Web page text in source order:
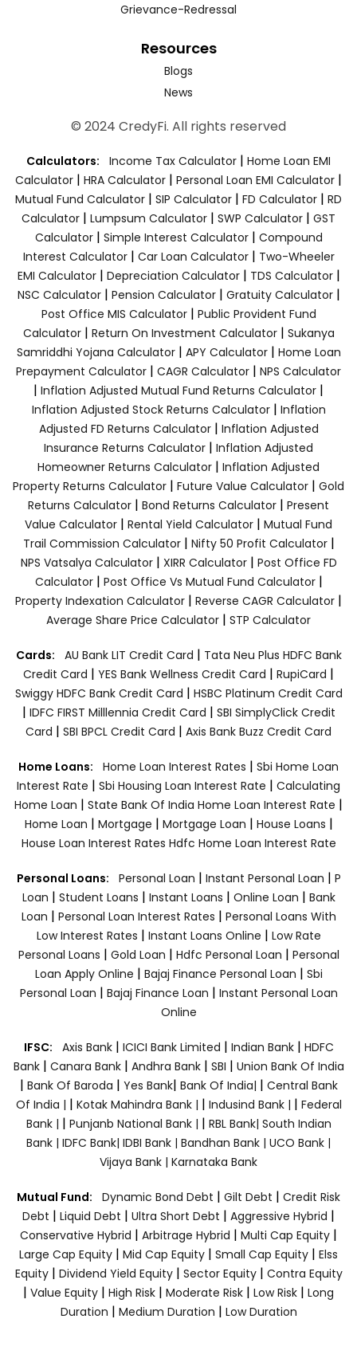
Grievance-Redressal
Resources
Blogs
News
© 2024 CredyFi. All rights reserved
Calculators: Income Tax Calculator | Home Loan EMI
Calculator | HRA Calculator | Personal Loan EMI Calculator |
Mutual Fund Calculator | SIP Calculator | FD Calculator | RD
Calculator | Lumpsum Calculator | SWP Calculator | GST
Calculator| Simple Interest Calculator| Compound
Interest Calculator| Car Loan Calculator| Two-Wheeler
EMI Calculator| Depreciation Calculator| TDS Calculator|
NSC Calculator| Pension Calculator| Gratuity Calculator|
Post Office MIS Calculator| Public Provident Fund
Calculator| Return On Investment Calculator| Sukanya
Samriddhi Yojana Calculator| APY Calculator| Home Loan
Prepayment Calculator | CAGR Calculator | NPS Calculator
| Inflation Adjusted Mutual Fund Returns Calculator |
Inflation Adjusted Stock Returns Calculator| Inflation
Adjusted FD Returns Calculator| Inflation Adjusted
Insurance Returns Calculator | Inflation Adjusted
Homeowner Returns Calculator | Inflation Adjusted
Property Returns Calculator | Future Value Calculator | Gold
Returns Calculator | Bond Returns Calculator | Present
Value Calculator | Rental Yield Calculator | Mutual Fund
Trail Commission Calculator| Nifty 50 Profit Calculator|
NPS Vatsalya Calculator| XIRR Calculator| Post Office FD
Calculator| Post Office Vs Mutual Fund Calculator|
Property Indexation Calculator | Reverse CAGR Calculator |
Average Share Price Calculator | STP Calculator
Cards: AU Bank LIT Credit Card | Tata Neu Plus HDFC Bank
Credit Card | YES Bank Wellness Credit Card | RupiCard |
Swiggy HDFC Bank Credit Card | HSBC Platinum Credit Card
| IDFC FIRST Milllennia Credit Card | SBI SimplyClick Credit
Card | SBI BPCL Credit Card | Axis Bank Buzz Credit Card
Home Loans: Home Loan Interest Rates | Sbi Home Loan
Interest Rate | Sbi Housing Loan Interest Rate | Calculating
Home Loan | State Bank Of India Home Loan Interest Rate |
Home Loan | Mortgage | Mortgage Loan | House Loans |
House Loan Interest Rates Hdfc Home Loan Interest Rate
Personal Loans: Personal Loan | Instant Personal Loan | P
Loan | Student Loans | Instant Loans | Online Loan | Bank
Loan | Personal Loan Interest Rates | Personal Loans With
Low Interest Rates | Instant Loans Online | Low Rate
Personal Loans | Gold Loan | Hdfc Personal Loan | Personal
Loan Apply Online | Bajaj Finance Personal Loan | Sbi
Personal Loan | Bajaj Finance Loan | Instant Personal Loan
Online
IFSC: Axis Bank | ICICI Bank Limited | Indian Bank | HDFC
Bank| Canara Bank | Andhra Bank| SBI | Union Bank Of India
| Bank Of Baroda | Yes Bank| Bank Of India| | Central Bank
Of India | | Kotak Mahindra Bank | | Indusind Bank | | Federal
Bank | | Punjanb National Bank | | RBL Bank| South Indian
Bank | IDFC Bank| IDBI Bank | Bandhan Bank | UCO Bank |
Vijaya Bank | Karnataka Bank
Mutual Fund: Dynamic Bond Debt | Gilt Debt | Credit Risk
Debt | Liquid Debt | Ultra Short Debt | Aggressive Hybrid |
Conservative Hybrid | Arbitrage Hybrid | Multi Cap Equity |
Large Cap Equity | Mid Cap Equity | Small Cap Equity | Elss
Equity| Dividend Yield Equity| Sector Equity | Contra Equity
| Value Equity | High Risk | Moderate Risk | Low Risk | Long
Duration | Medium Duration | Low Duration